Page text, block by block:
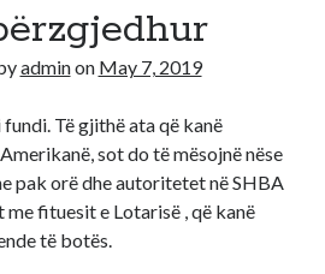
per Lotarine amerikane online
amerikane bëhet me pagesë, 1
amerikane bëhet me pagesë, 1
adminon May 7, 2019
Të gjithë ata që kanë
sot do të mësojnë nëse
pak orë dhe autoritetet në SHBA
fituesit e Lotarisë , që kanë
të botës.